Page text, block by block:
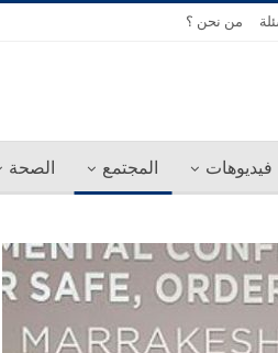
من نحن ؟
فيديوهات المجتمع الصحة